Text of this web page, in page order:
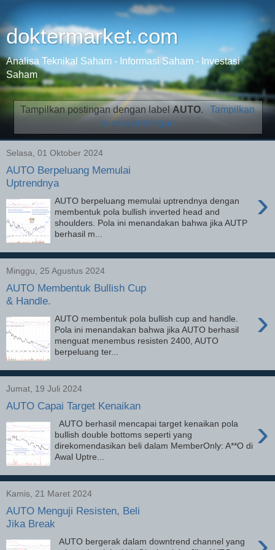
doktermarket.com
Analisa Teknikal Saham - Informasi Saham - Investasi
Saham
Tampilkan postingan dengan labelAUTO.
Tampilkan
semua postingan
Selasa, 01 Oktober 2024
AUTO Berpeluang Memulai
Uptrendnya
›
AUTO berpeluang memulai uptrendnya dengan
membentuk pola bullish inverted head and
shoulders. Pola ini menandakan bahwa jika AUTP
berhasil m...
Minggu, 25 Agustus 2024
AUTO Membentuk Bullish Cup
& Handle.
›
AUTO membentuk pola bullish cup and handle.
Pola ini menandakan bahwa jika AUTO berhasil
menguat menembus resisten 2400, AUTO
berpeluang ter...
Jumat, 19 Juli 2024
AUTO Capai Target Kenaikan
›
AUTO berhasil mencapai target kenaikan pola
bullish double bottoms seperti yang
direkomendasikan beli dalam MemberOnly: A**O di
Awal Uptre...
Kamis, 21 Maret 2024
AUTO Menguji Resisten, Beli
Jika Break
AUTO bergerak dalam downtrend channel yang